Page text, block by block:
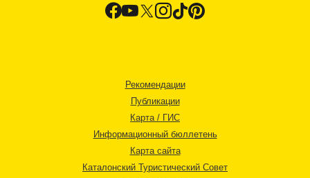
Рекомендации
Публикации
Карта / ГИС
Информационный бюллетень
Карта сайта
Каталонский Туристический Совет